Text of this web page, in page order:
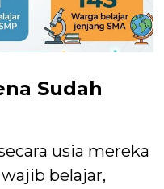
Sudah
usia mereka
belajar,